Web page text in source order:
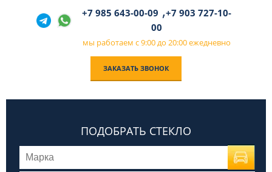
+7 985 643-00-09 ,+7 903 727-10-
00
мы работаем с 9:00 до 20:00 ежедневно
ЗАКАЗАТЬ ЗВОНОК
ПОДОБРАТЬ СТЕКЛО